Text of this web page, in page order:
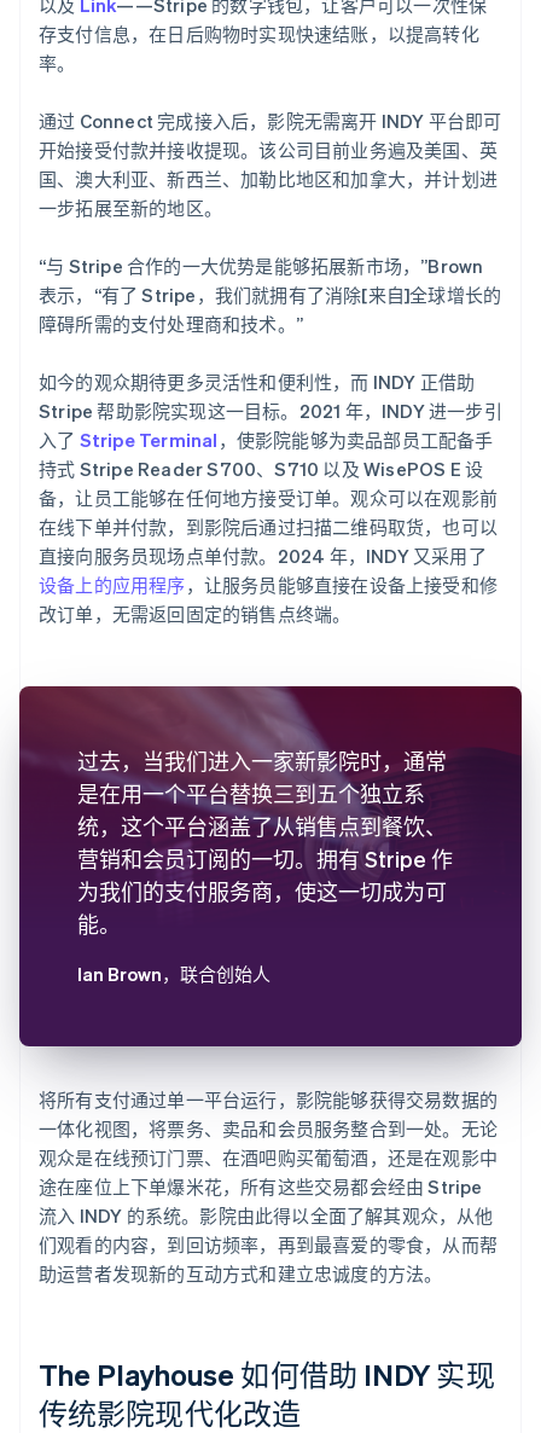
存支付信息，在日后购物时实现快速结账，以提高转化
率。
通过 Connect 完成接入后，影院无需离开 INDY 平台即可
开始接受付款并接收提现。该公司目前业务遍及美国、英
国、澳大利亚、新西兰、加勒比地区和加拿大，并计划进
一步拓展至新的地区。
“与 Stripe 合作的一大优势是能够拓展新市场，”Brown
表示，“有了 Stripe，我们就拥有了消除[来自]全球增长的
障碍所需的支付处理商和技术。”
如今的观众期待更多灵活性和便利性，而 INDY 正借助
Stripe 帮助影院实现这一目标。2021 年，INDY 进一步引
入了 Stripe Terminal ，使影院能够为卖品部员工配备手
持式 Stripe Reader S700、S710 以及 WisePOS E 设
备，让员工能够在任何地方接受订单。观众可以在观影前
在线下单并付款，到影院后通过扫描二维码取货，也可以
直接向服务员现场点单付款。2024 年，INDY 又采用了
设备上的应用程序，让服务员能够直接在设备上接受和修
改订单，无需返回固定的销售点终端。
过去，当我们进入一家新影院时，通常
是在用一个平台替换三到五个独立系
统，这个平台涵盖了从销售点到餐饮、
营销和会员订阅的一切。拥有 Stripe 作
为我们的支付服务商，使这一切成为可
能。
Ian Brown，联合创始人
将所有支付通过单一平台运行，影院能够获得交易数据的
一体化视图，将票务、卖品和会员服务整合到一处。无论
观众是在线预订门票、在酒吧购买葡萄酒，还是在观影中
途在座位上下单爆米花，所有这些交易都会经由 Stripe
流入 INDY 的系统。影院由此得以全面了解其观众，从他
们观看的内容，到回访频率，再到最喜爱的零食，从而帮
助运营者发现新的互动方式和建立忠诚度的方法。
The Playhouse 如何借助 INDY 实现
传统影院现代化改造